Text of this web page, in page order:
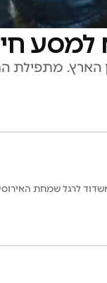
למסע
הארץ. מתפילת
לרגל שמחת